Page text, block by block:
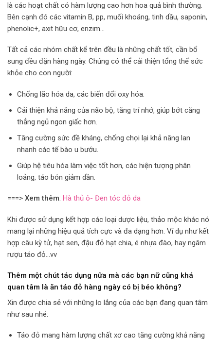
là các hoạt chất có hàm lượng cao hơn hoa quả bình thường.
Bên cạnh đó các vitamin B, pp, muối khoáng, tinh dầu, saponin,
phenolic+, axit hữu cơ, enzim…
Tất cả các nhóm chất kể trên đều là những chất tốt, cần bổ
sung đều đặn hàng ngày. Chúng có thể cải thiện tổng thể sức
khỏe cho con người:
Chống lão hóa da, các biến đổi oxy hóa.
Cải thiện khả năng của não bộ, tăng trí nhớ, giúp bớt căng
thẳng ngủ ngon giấc hơn.
Tăng cường sức đề kháng, chống chọi lại khả năng lan
nhanh các tế bào u bướu.
Giúp hệ tiêu hóa làm việc tốt hơn, các hiện tượng phân
loảng, táo bón giảm dần.
===> Xem thêm: Hà thủ ô- Đen tóc đỏ da
Khi được sử dụng kết hợp các loại dược liệu, thảo mộc khác nó
mang lại những hiệu quả tích cực và đa dạng hơn. Ví dụ như kết
hợp câu kỳ tử, hạt sen, đậu đỏ hạt chia, é nhựa đào, hay ngâm
rượu táo đỏ…vv
Thêm một chút tác dụng nữa mà các bạn nữ cũng khá
quan tâm là ăn táo đỏ hàng ngày có bị béo không?
Xin được chia sẻ với những lo lắng của các bạn đang quan tâm
như sau nhé:
Táo đỏ mang hàm lượng chất xơ cao tăng cường khả năng